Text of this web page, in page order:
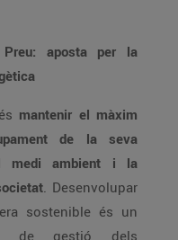
aposta per la
mantenir el màxim
de la seva
medi ambient i la
. Desenvolupar
sostenible és un
de gestió dels